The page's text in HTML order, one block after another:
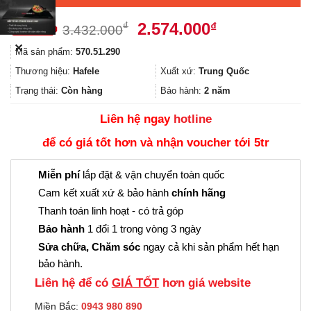
3.432.000₫
Giá
3.432.000₫.
2.574.000₫Giá
là:
2.574.000₫.
Mã sản phẩm: 570.51.290
Thương hiệu: Hafele Xuất xứ: Trung Quốc
Trạng thái: Còn hàng Bảo hành: 2 năm
Liên hệ ngay hotline
để có giá tốt hơn và nhận voucher tới 5tr
Miễn phílắp đặt & vận chuyển toàn quốc
Cam kết xuất xứ & bảo hành chính hãng
Thanh toán linh hoạt - có trả góp
Bảo hành 1 đổi 1 trong vòng 3 ngày
Sửa chữa, Chăm sóc ngay cả khi sản phẩm hết hạn
bảo hành.
Liên hệ để có GIÁ TỐThơn giá website
Miền Bắc: 0943 980 890
✕